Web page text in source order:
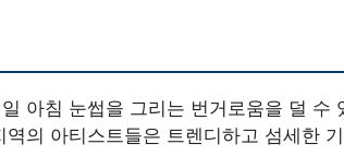
아침 눈썹을 그리는 번거로움을 덜 수
역의 아티스트들은 트렌디하고 섬세한